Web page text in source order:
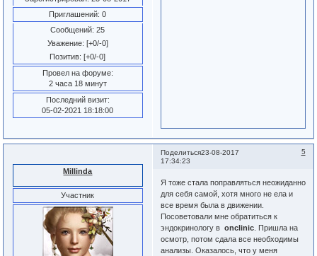
Приглашений: 0
Сообщений: 25
Уважение: [+0/-0]
Позитив: [+0/-0]
Провел на форуме:
2 часа 18 минут
Последний визит:
05-02-2021 18:18:00
Поделиться 5
23-08-2017
17:34:23
Millinda
Участник
Я тоже стала поправляться неожиданно
для себя самой, хотя много не ела и
все время была в движении.
Посоветовали мне обратиться к
эндокринологу в onclinic. Пришла на
осмотр, потом сдала все необходимы
анализы. Оказалось, что у меня